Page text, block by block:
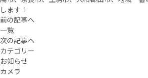
します！
前の記事へ
一覧
次の記事へ
カテゴリー
お知らせ
カメラ